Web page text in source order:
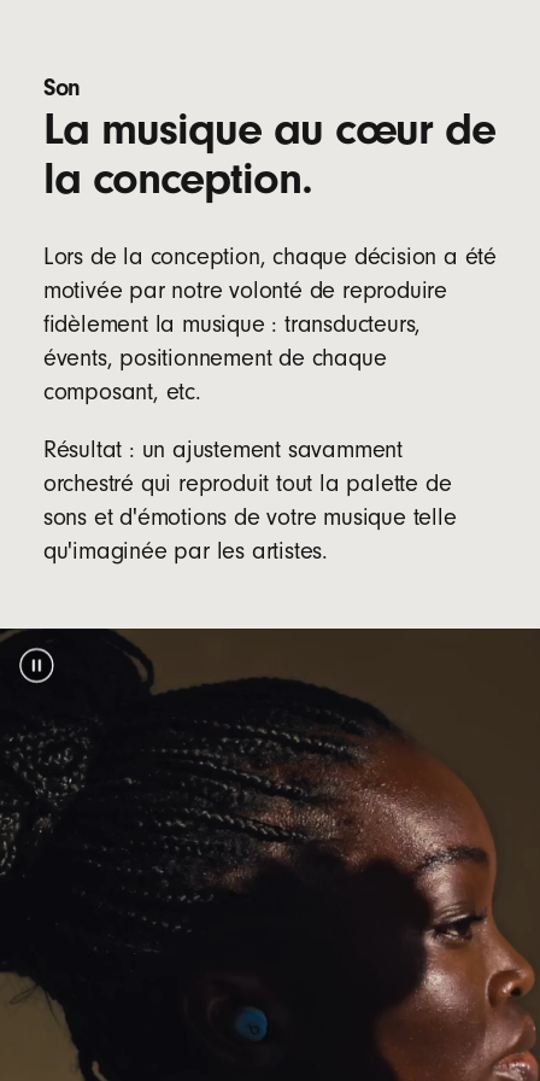
confort
Quatre tailles d'embout (XS, S, M et L) pour
s'adapter aux oreilles de toutes tailles
Longueur : 2,05 cm
Largeur : 1,85 cm
Hauteur : 1,9 cm
Poids : 5,7 g
Caractéristiques techniques de l'étui :
Longueur : 6,6 cm
Hauteur : 2,4 cm
Poids : 22 g
appareils iOS et Android, profitez du jumelage
d'un seul geste, de la préassociation
automatique sur vos appareils et des
fonctionnalités Localiser et Localiser mon
appareil
footnote
La technologie Bluetooth®classe 1, la
meilleure du secteur, offre une portée plus
élevée et moins de pertes de connexion
Compatibilité Bluetooth :
Bluetooth 5.3
Des performances d'appel exceptionnelles
grâce aux microphones de pointe optimisés
par un algorithme avancé de reconnaissance
des bruits
Son
La musique au cœur de
la conception.
Lors de la conception, chaque décision a été
motivée par notre volonté de reproduire
fidèlement la musique : transducteurs,
évents, positionnement de chaque
composant, etc.
Résultat : un ajustement savamment
orchestré qui reproduit tout la palette de
sons et d'émotions de votre musique telle
qu'imaginée par les artistes.